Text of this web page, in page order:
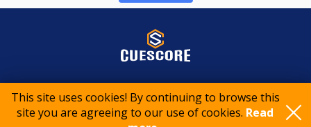
This site uses cookies! By continuing to browse this
site you are agreeing to our use of cookies. Read
© 2015-2026 CueScore International